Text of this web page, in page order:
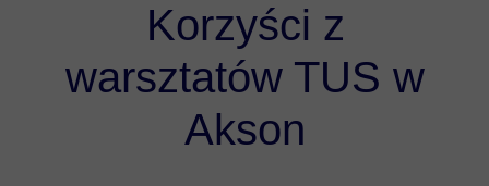
Korzyści z
warsztatów TUS w
Akson